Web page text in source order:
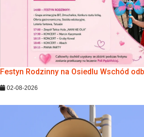
Festyn Rodzinny na Osiedlu Wschód
02-08-2026